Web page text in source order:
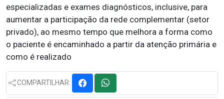
especializadas e exames diagnósticos, inclusive, para
aumentar a participação da rede complementar (setor
privado), ao mesmo tempo que melhora a forma como
o paciente é encaminhado a partir da atenção primária e
como é realizado
COMPARTILHAR: